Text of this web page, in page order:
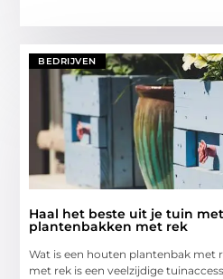
BEDRIJVEN
Haal het beste uit je tuin
plantenbakken met rek
Wat is een houten plantenbak met
met rek is een veelzijdige